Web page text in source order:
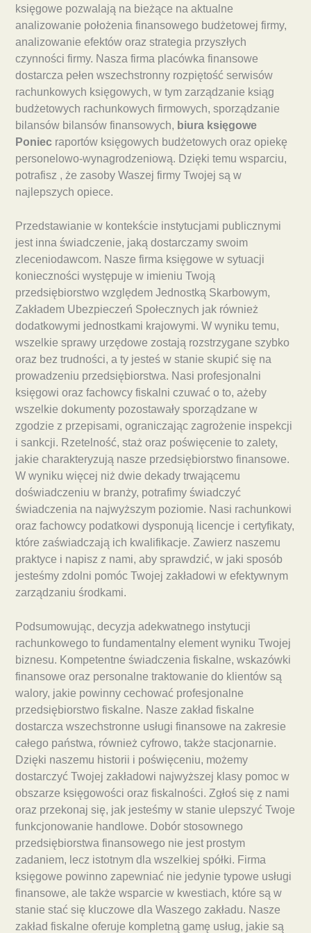
księgowe pozwalają na bieżące na aktualne
analizowanie położenia finansowego budżetowej firmy,
analizowanie efektów oraz strategia przyszłych
czynności firmy. Nasza firma placówka finansowe
dostarcza pełen wszechstronny rozpiętość serwisów
rachunkowych księgowych, w tym zarządzanie ksiąg
budżetowych rachunkowych firmowych, sporządzanie
bilansów bilansów finansowych, biura księgowe
Poniec raportów księgowych budżetowych oraz opiekę
personelowo-wynagrodzeniową. Dzięki temu wsparciu,
potrafisz , że zasoby Waszej firmy Twojej są w
najlepszych opiece.
Przedstawianie w kontekście instytucjami publicznymi
jest inna świadczenie, jaką dostarczamy swoim
zleceniodawcom. Nasze firma księgowe w sytuacji
konieczności występuje w imieniu Twoją
przedsiębiorstwo względem Jednostką Skarbowym,
Zakładem Ubezpieczeń Społecznych jak również
dodatkowymi jednostkami krajowymi. W wyniku temu,
wszelkie sprawy urzędowe zostają rozstrzygane szybko
oraz bez trudności, a ty jesteś w stanie skupić się na
prowadzeniu przedsiębiorstwa. Nasi profesjonalni
księgowi oraz fachowcy fiskalni czuwać o to, ażeby
wszelkie dokumenty pozostawały sporządzane w
zgodzie z przepisami, ograniczając zagrożenie inspekcji
i sankcji. Rzetelność, staż oraz poświęcenie to zalety,
jakie charakteryzują nasze przedsiębiorstwo finansowe.
W wyniku więcej niż dwie dekady trwającemu
doświadczeniu w branży, potrafimy świadczyć
świadczenia na najwyższym poziomie. Nasi rachunkowi
oraz fachowcy podatkowi dysponują licencje i certyfikaty,
które zaświadczają ich kwalifikacje. Zawierz naszemu
praktyce i napisz z nami, aby sprawdzić, w jaki sposób
jesteśmy zdolni pomóc Twojej zakładowi w efektywnym
zarządzaniu środkami.
Podsumowując, decyzja adekwatnego instytucji
rachunkowego to fundamentalny element wyniku Twojej
biznesu. Kompetentne świadczenia fiskalne, wskazówki
finansowe oraz personalne traktowanie do klientów są
walory, jakie powinny cechować profesjonalne
przedsiębiorstwo fiskalne. Nasze zakład fiskalne
dostarcza wszechstronne usługi finansowe na zakresie
całego państwa, również cyfrowo, także stacjonarnie.
Dzięki naszemu historii i poświęceniu, możemy
dostarczyć Twojej zakładowi najwyższej klasy pomoc w
obszarze księgowości oraz fiskalności. Zgłoś się z nami
oraz przekonaj się, jak jesteśmy w stanie ulepszyć Twoje
funkcjonowanie handlowe. Dobór stosownego
przedsiębiorstwa finansowego nie jest prostym
zadaniem, lecz istotnym dla wszelkiej spółki. Firma
księgowe powinno zapewniać nie jedynie typowe usługi
finansowe, ale także wsparcie w kwestiach, które są w
stanie stać się kluczowe dla Waszego zakładu. Nasze
zakład fiskalne oferuje kompletną gamę usług, jakie są